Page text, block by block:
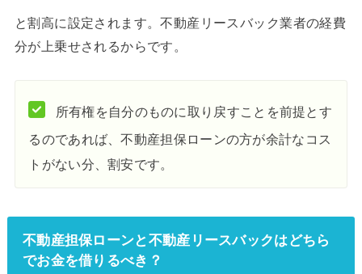
と割高に設定されます。不動産リースバック業者の経費
分が上乗せされるからです。
所有権を自分のものに取り戻すことを前提とす
るのであれば、不動産担保ローンの方が余計なコス
トがない分、割安です。
不動産担保ローンと不動産リースバックはどちら
でお金を借りるべき？